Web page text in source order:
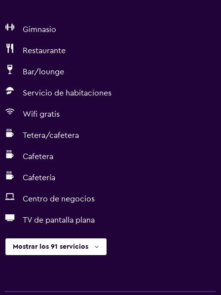
Gimnasio
Restaurante
Bar/lounge
Servicio de habitaciones
Wifi gratis
Tetera/cafetera
Cafetera
Cafetería
Centro de negocios
TV de pantalla plana
Mostrar los 91 servicios